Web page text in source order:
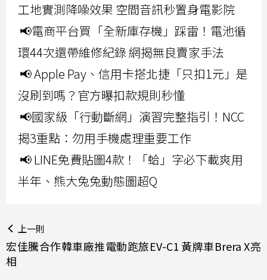
工地實測降噪效果 空間音訊秒置身電影院
📢電商平台買「全新庫存機」踩雷！電池循
環44次還帶維修紀錄 網揭無良賣家手法
📢 Apple Pay、信用卡搭北捷「只扣1元」是
沒刷到嗎？官方曝扣款規則秒懂
📢國家級「行動斷網」演習完整指引！NCC
揭3重點：勿用手機處理重要工作
📢 LINE免費貼圖4款！「蛤」字必下載爽用
半年、熊大兔兔動態圖超Q
上一則
宏佳騰合作韓車廠推電動跑旅EV-C1 黃牌車Brera X亮
相